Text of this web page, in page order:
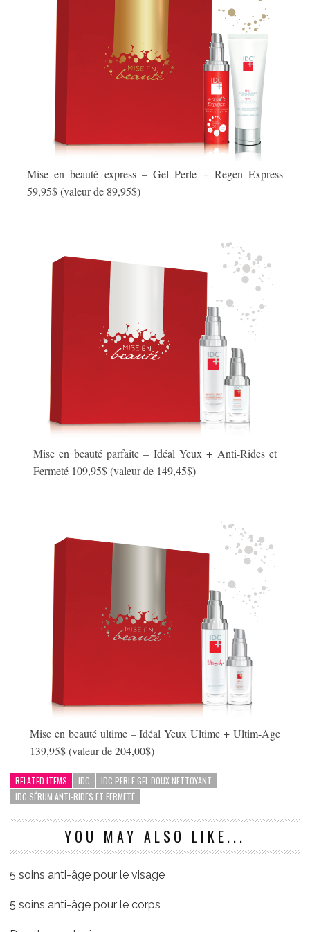
Mise en beauté express – Gel Perle + Regen Express
59,95$ (valeur de 89,95$)
Mise en beauté parfaite – Idéal Yeux + Anti-Rides et
Fermeté 109,95$ (valeur de 149,45$)
Mise en beauté ultime – Idéal Yeux Ultime + Ultim-Age
139,95$ (valeur de 204,00$)
RELATED ITEMS IDC
IDC PERLE GEL DOUX NETTOYANT
IDC SÉRUM ANTI-RIDES ET FERMETÉ
YOU MAY ALSO LIKE...
5 soins anti-âge pour le visage
5 soins anti-âge pour le corps